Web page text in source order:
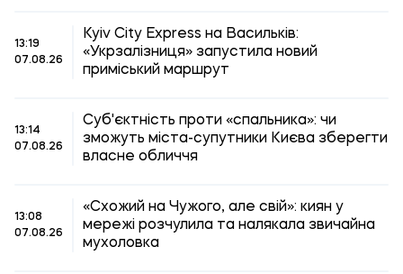
13:19
07.08.26
Kyiv City Express на Васильків:
«Укрзалізниця» запустила новий
приміський маршрут
13:14
07.08.26
Суб'єктність проти «спальника»: чи
зможуть міста-супутники Києва зберегти
власне обличчя
13:08
07.08.26
«Схожий на Чужого, але свій»: киян у
мережі розчулила та налякала звичайна
мухоловка